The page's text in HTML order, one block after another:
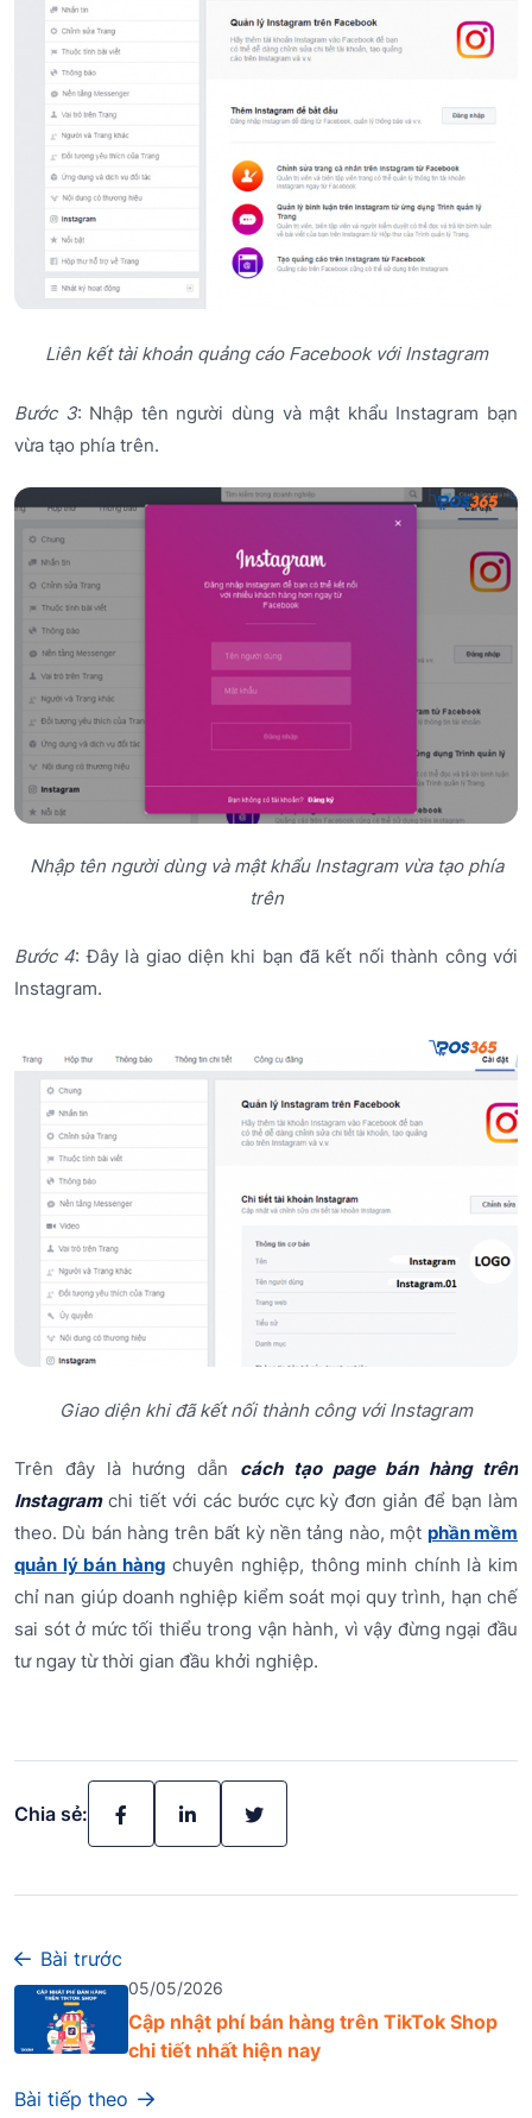
Liên kết tài khoản quảng cáo Facebook với Instagram
Bước 3: Nhập tên người dùng và mật khẩu Instagram bạn
vừa tạo phía trên.
Nhập tên người dùng và mật khẩu Instagram vừa tạo phía
trên
Bước 4: Đây là giao diện khi bạn đã kết nối thành công với
Instagram.
Giao diện khi đã kết nối thành công với Instagram
Trên đây là hướng dẫn cách tạo page bán hàng trên
Instagramchi tiết với các bước cực kỳ đơn giản để bạn làm
theo. Dù bán hàng trên bất kỳ nền tảng nào, một phần mềm
quản lý bán hàng chuyên nghiệp, thông minh chính là kim
chỉ nan giúp doanh nghiệp kiểm soát mọi quy trình, hạn chế
sai sót ở mức tối thiểu trong vận hành, vì vậy đừng ngại đầu
tư ngay từ thời gian đầu khởi nghiệp.
Chia sẻ:
Bài trước
05/05/2026
Cập nhật phí bán hàng trên TikTok Shop
chi tiết nhất hiện nay
Bài tiếp theo